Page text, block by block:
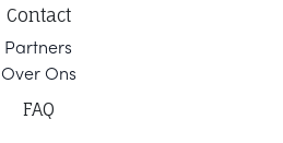
Contact
Partners
Over Ons
FAQ